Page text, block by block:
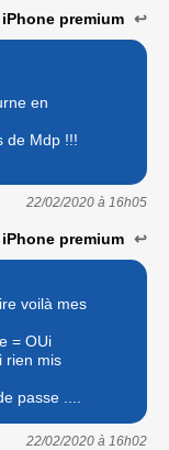
premium ↩
en
de Mdp !!!
22/02/2020 à 16h05
premium ↩
voilà mes
= OUi
rien mis
passe ....
22/02/2020 à 16h02